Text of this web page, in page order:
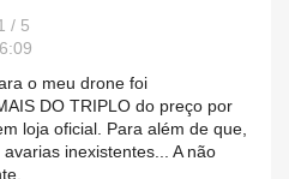
/ 5
o meu drone foi
DO TRIPLO do preço por
loja oficial. Para além de que,
inexistentes... A não